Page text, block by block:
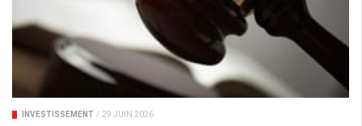
INVESTISSEMENT / 29 JUIN 2026